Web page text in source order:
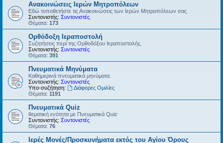
Ανακοινώσεις Ιερών Μητροπόλεων
Εδώ τοποθετήστε τις Ανακοινώσεις των Ιερών Μητροπόλεων σας
Συντονιστής: Συντονιστές
Θέματα: 173
Ορθόδοξη Ιεραποστολή
Συζητήσεις περί της Ορθοδόξου Ιεραποστολής.
Συντονιστής: Συντονιστές
Θέματα: 391
Πνευματικά Μηνύματα
Καθημερινά πνευματικά μηνύματα.
Συντονιστής: Συντονιστές
Υπο-συζήτηση:
Διάφορες Ομιλίες
Θέματα: 1191
Πνευματικά Quiz
θεματική ενότητα με Πνευματικά Quiz
Συντονιστής: Συντονιστές
Θέματα: 76
Ιερές Μονές/Προσκυνήματα εκτός του Αγίου Όρους